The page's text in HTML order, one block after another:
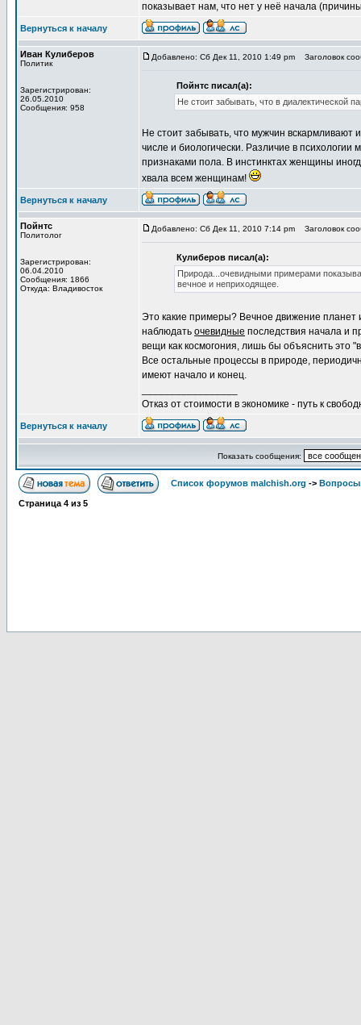
показывает нам, что нет у неё начала
Вернуться к началу
Иван Кулиберов
Политик
Зарегистрирован:
26.05.2010
Сообщения: 958
Добавлено: Сб Дек 11, 2010 1:49 pm Заголовок
Пойнтс писал(а):
Не стоит забывать, что в диалектической
Не стоит забывать, что мужчин
числе и биологически. Различие в
признаками пола. В инстинктах женщины
хвала всем женщинам!
Вернуться к началу
Пойнтс
Политолог
Зарегистрирован:
06.04.2010
Сообщения: 1866
Откуда: Владивосток
Добавлено: Сб Дек 11, 2010 7:14 pm Заголовок
Кулиберов писал(а):
Природа...очевидными примерами
вечное и неприходящее.
Это какие примеры? Вечное движение планет
наблюдать очевидные последствия начала и
вещи как космогония, лишь бы объяснить это
Все остальные процессы в природе,
имеют начало и конец.
Отказ от стоимости в экономике - путь к
Вернуться к началу
Показать сообщения:
Список форумов malchish.org -> Вопросы
Страница 4 из 5